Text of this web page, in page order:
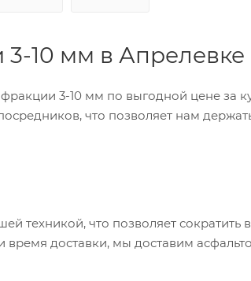
10 мм в Апрелевке
3-10 мм по выгодной цене за
что позволяет нам
техникой, что позволяет сократить
доставки, мы доставим